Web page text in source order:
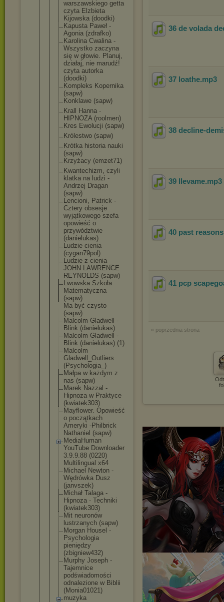
warszawskiego getta
czyta Elzbieta
Kijowska (doodki)
Kapusta Paweł -
Agonia (zdrafko)
Karolina Cwalina -
Wszystko zaczyna
się w głowie. Planuj,
działaj, nie marudź!
czyta autorka
(doodki)
Kompleks Kopernika
(sapw)
Konklawe (sapw)
Krall Hanna -
HIPNOZA (roolmen)
Kres Ewolucji (sapw)
Królestwo (sapw)
Krótka historia nauki
(sapw)
Krzyżacy (emzet71)
Kwantechizm, czyli
klatka na ludzi -
Andrzej Dragan
(sapw)
Lencioni, Patrick -
Cztery obsesje
wyjątkowego szefa
opowieść o
przywództwie
(danielukas)
Ludzie cienia
(cygan79pol )
Ludzie z cienia _
JOHN LAWRENCE
REYNOLDS (sapw)
Lwowska Szkoła
Matematyczna
(sapw)
Ma być czysto
(sapw)
Malcolm Gladwell -
Blink (danielukas)
Malcolm Gladwell -
Blink (danielukas) (1)
Malcolm
Gladwell_Outliers
(Psychologia_)
Małpa w każdym z
nas (sapw)
Marek Nazzal -
Hipnoza w Praktyce
(kwiatek303)
Mayflower. Opowieść
o początkach
Ameryki -Philbrick
Nathaniel (sapw)
MediaHuman
YouTube Downloader
3.9.9.88 (0220)
Multilingua l x64
Michael Newton -
Wędrówka Dusz
(janvszek)
Michał Talaga -
Hipnoza - Techniki
(kwiatek303)
Mit neuronów
lustrzanych (sapw)
Morgan Housel -
Psychologia
pieniędzy
(zbigniew432)
Murphy Joseph -
Tajemnice
podświadomości
odnalezione w Biblii
(Monia01021)
muzyka
36 de volada
37 loathe.mp3
38 decline-
39 llevame.mp3
40 past reasons
41 pcp
« poprzednia strona